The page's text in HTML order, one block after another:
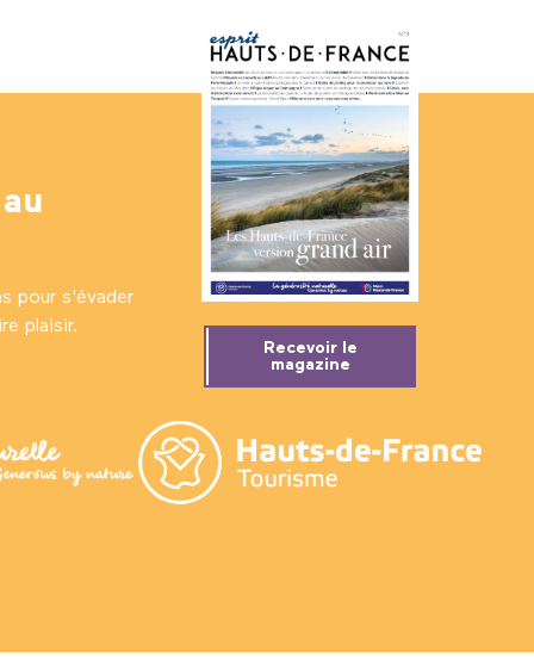
pour s'évader
plaisir.
Recevoir le
magazine